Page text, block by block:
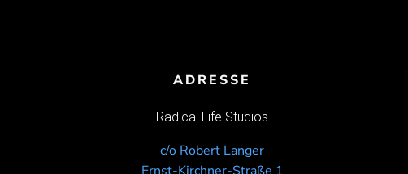
ADRESSE
Radical Life Studios
c/o Robert Langer